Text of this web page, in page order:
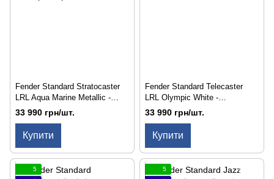
Fender Standard Stratocaster
LRL Aqua Marine Metallic -
Електрогітара
33 990 грн/шт.
Купити
Fender Standard Telecaster
LRL Olympic White -
Електрогітара
33 990 грн/шт.
Купити
5
5